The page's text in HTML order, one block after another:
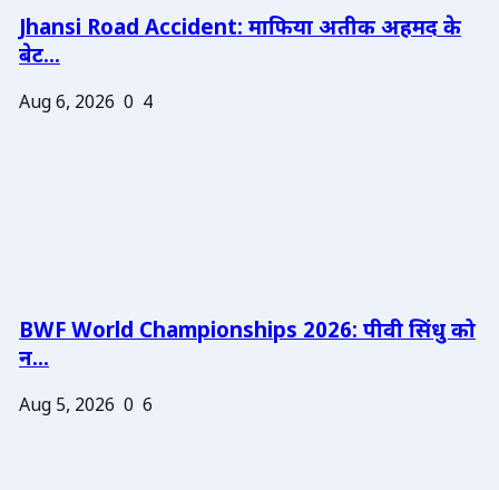
Jhansi Road Accident: माफिया अतीक अहमद के
बेट...
Aug 6, 2026 0 4
BWF World Championships 2026: पीवी सिंधु को
न...
Aug 5, 2026 0 6